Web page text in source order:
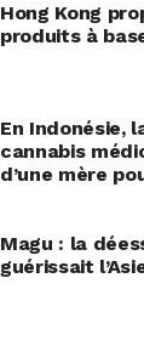
Hong Kong
produits à
En Indonésie,
cannabis
d’une mère
Magu : la
guérissait